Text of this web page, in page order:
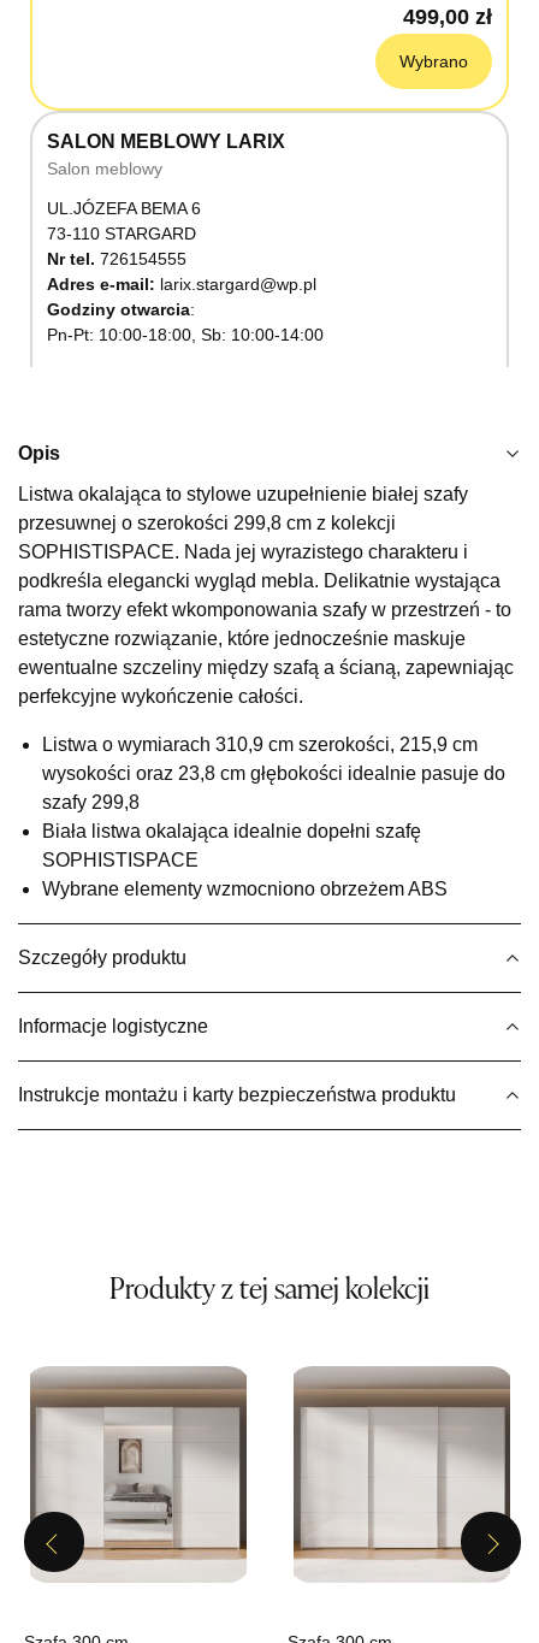
499,00 zł
Wybrano
SALON MEBLOWY LARIX
Salon meblowy
UL.JÓZEFA BEMA 6
73-110 STARGARD
Nr tel. 726154555
Adres e-mail: larix.stargard@wp.pl
Godziny otwarcia
Pn-Pt: 10:00-18:00, Sb: 10:00-14:00
SALON MEBLOWY KUBUŚ
Salon meblowy
66-470 KOSTRZYN NAD ODRĄ
Nr tel.507103199
Godziny otwarcia
Pn-Pt: 10:00-18:00, Sb: 10:00-14:00
Wybierz
SALON MEBLOWY M JAK MEBLE
Salon meblowy
UL.BASZTOWA 3
76-100 SŁAWNO
Nr tel.502668736
Pn-Pt: 09:00-17:00, Sb: 09:00-13:00
499,00 zł
76-200 SŁUPSK
Pn-Pt: 10:00-18:00, Sb: 10:00-15:00
SALON MEBLOWY MEBLOSTYL
Salon meblowy
Opis
Listwa okalająca to stylowe uzupełnienie białej szafy
przesuwnej o szerokości 299,8 cm z kolekcji
SOPHISTISPACE. Nada jej wyrazistego charakteru i
podkreśla elegancki wygląd mebla. Delikatnie wystająca
rama tworzy efekt wkomponowania szafy w przestrzeń - to
estetyczne rozwiązanie, które jednocześnie maskuje
ewentualne szczeliny między szafą a ścianą, zapewniając
perfekcyjne wykończenie całości.
Listwa o wymiarach 310,9 cm szerokości, 215,9 cm
wysokości oraz 23,8 cm głębokości idealnie pasuje do
szafy 299,8
Biała listwa okalająca idealnie dopełni szafę
SOPHISTISPACE
Wybrane elementy wzmocniono obrzeżem ABS
Szczegóły produktu
Informacje logistyczne
Instrukcje montażu i karty bezpieczeństwa produktu
Produkty z tej samej kolekcji
Previous Next